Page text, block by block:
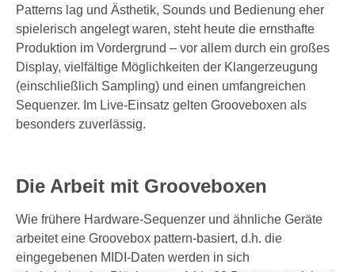
Patterns lag und Ästhetik, Sounds und Bedienung eher
spielerisch angelegt waren, steht heute die ernsthafte
Produktion im Vordergrund – vor allem durch ein großes
Display, vielfältige Möglichkeiten der Klangerzeugung
(einschließlich Sampling) und einen umfangreichen
Sequenzer. Im Live-Einsatz gelten Grooveboxen als
besonders zuverlässig.
Die Arbeit mit Grooveboxen
Wie frühere Hardware-Sequenzer und ähnliche Geräte
arbeitet eine Groovebox pattern-basiert, d.h. die
eingegebenen MIDI-Daten werden in sich